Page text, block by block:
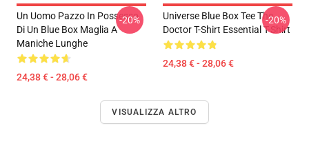
Un Uomo Pazzo In Possesso
Di Un Blue Box Maglia A
Maniche Lunghe
24,38 € - 28,06 €
-20%
Universe Blue Box Tee The
Doctor T-Shirt Essential T-Shirt
24,38 € - 28,06 €
-20%
VISUALIZZA ALTRO